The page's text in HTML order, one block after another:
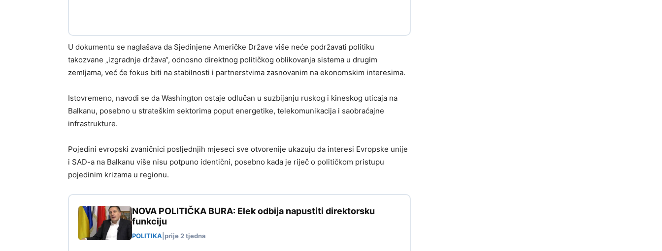
U dokumentu se naglašava da Sjedinjene Američke Države više neće podržavati politiku
takozvane „izgradnje država“, odnosno direktnog političkog oblikovanja sistema u drugim
zemljama, već će fokus biti na stabilnosti i partnerstvima zasnovanim na ekonomskim interesima.
Istovremeno, navodi se da Washington ostaje odlučan u suzbijanju ruskog i kineskog uticaja na
Balkanu, posebno u strateškim sektorima poput energetike, telekomunikacija i saobraćajne
infrastrukture.
Pojedini evropski zvaničnici posljednjih mjeseci sve otvorenije ukazuju da interesi Evropske unije
i SAD-a na Balkanu više nisu potpuno identični, posebno kada je riječ o političkom pristupu
pojedinim krizama u regionu.
NOVA POLITIČKA BURA: Elek odbija napustiti direktorsku
funkciju
POLITIKA prije 2 tjedna